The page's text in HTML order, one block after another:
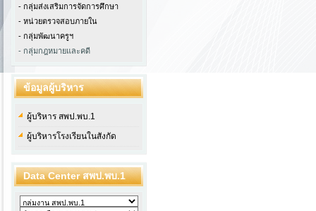
- กลุ่มส่งเสริมการจัดการศึกษา
- หน่วยตรวจสอบภายใน
- กลุ่มพัฒนาครูฯ
- กลุ่มกฎหมายและคดี
ข้อมูลผู้บริหาร
ผู้บริหาร สพป.พบ.1
ผู้บริหารโรงเรียนในสังกัด
Data Center สพป.พบ.1